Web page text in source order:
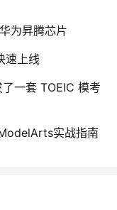
为昇腾芯片
速上线
一套 TOEIC 模考
实战指南